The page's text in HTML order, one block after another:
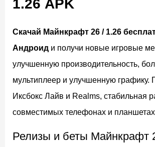
1.26 APK
Скачай Майнкрафт 26 / 1.26
Андроид и получи новые игровые
улучшенную производительность,
мультиплеер и улучшенную графику.
Иксбокс Лайв и Realms, стабильная
совместимых телефонах и
Релизы и беты Майнкрафт